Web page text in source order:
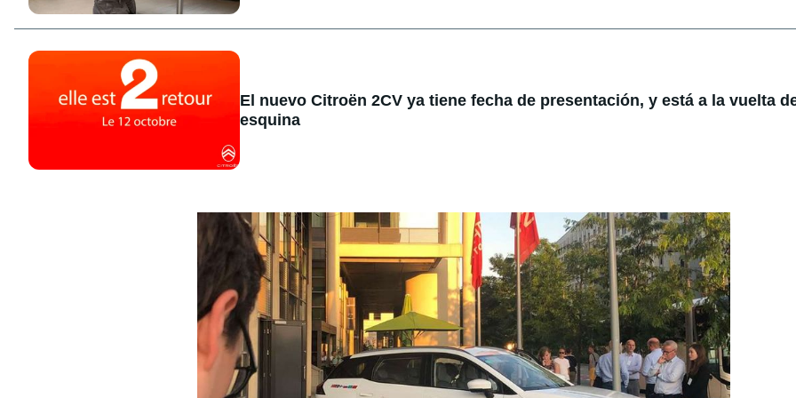
El nuevo Citroën 2CV ya tiene fecha de presentación, y está a la vuelta
esquina